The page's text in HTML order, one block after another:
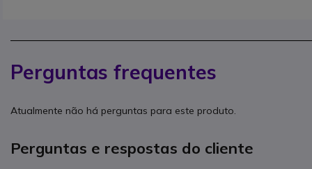
Perguntas frequentes
Atualmente não há perguntas para este produto.
Perguntas e respostas do cliente